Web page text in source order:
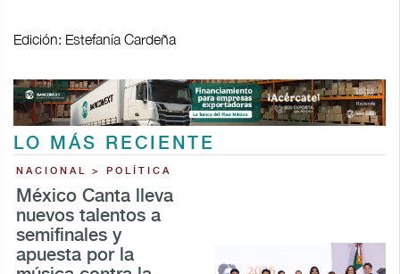
Edición: Estefanía Cardeña
LO MÁS RECIENTE
NACIONAL > POLÍTICA
México Canta lleva
nuevos talentos a
semifinales y
apuesta por la